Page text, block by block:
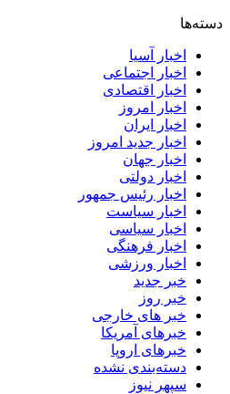
دسته‌ها
اخبار آسیا
اخبار اجتماعی
اخبار اقتصادی
اخبار امروز
اخبار ایران
اخبار جدید امروز
اخبار جهان
اخبار دولتی
اخبار رئیس جمهور
اخبار سیاست
اخبار سیاسی
اخبار فرهنگی
اخبار ورزشی
خبر جدید
خبر روز
خبر های خارجی
خبرهای آمریکا
خبرهای اروپا
دسته‌بندی نشده
سپهر نیوز